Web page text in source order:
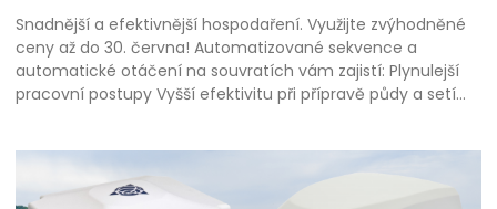
Snadnější a efektivnější hospodaření. Využijte zvýhodněné
ceny až do 30. června! Automatizované sekvence a
automatické otáčení na souvratích vám zajistí: Plynulejší
pracovní postupy Vyšší efektivitu při přípravě půdy a setí…